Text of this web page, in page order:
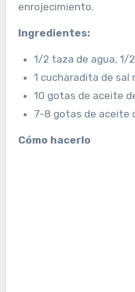
enrojecimiento.
Ingredientes:
1/2 taza de agua, 1/
1 cucharadita de sal
10 gotas de aceite
7-8 gotas de aceite
Cómo hacerlo